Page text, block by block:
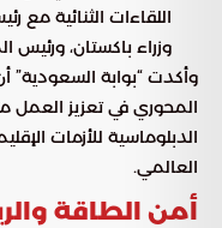
اللقاءات الثنائية مع
وزراء باكستان، ورئيس
وأكدت “بوابة
المحوري في تعزيز العمل
الدبلوماسية للأزمات
العالمي.
أمن الطاقة